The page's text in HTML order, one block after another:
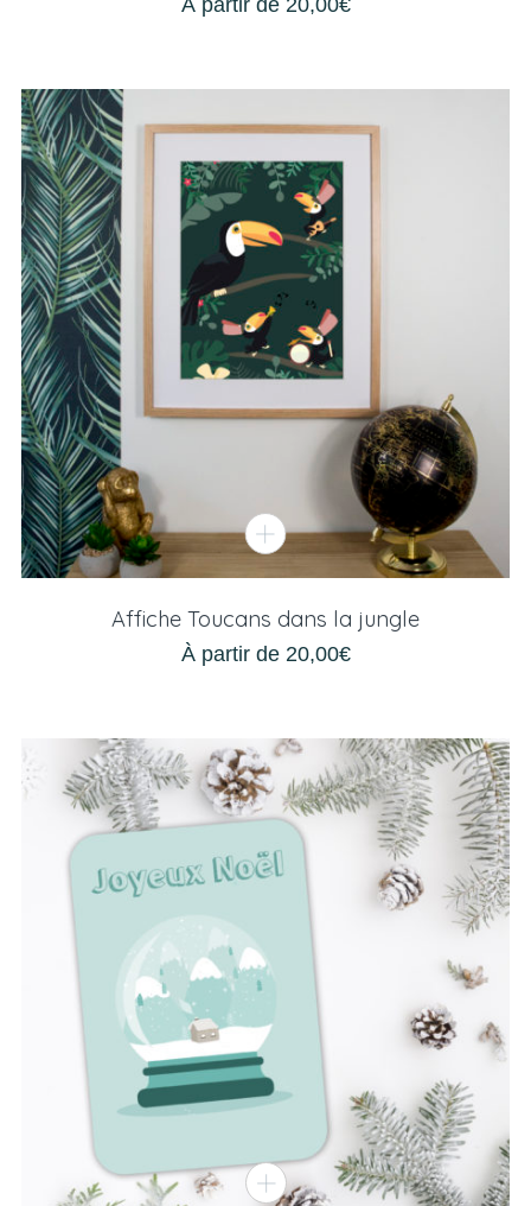
À partir de 20,00€
Affiche Toucans dans la jungle
À partir de 20,00€